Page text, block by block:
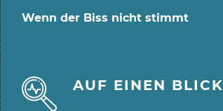
Wenn der Biss nicht stimmt
AUF EINEN BLICK